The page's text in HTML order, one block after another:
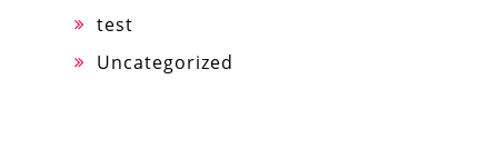
test
Uncategorized